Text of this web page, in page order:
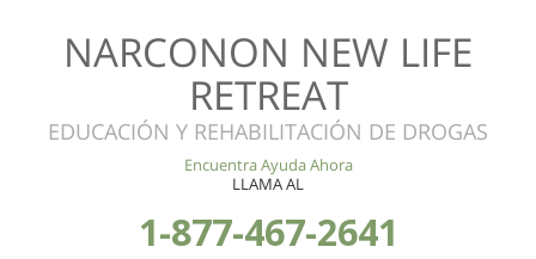
NARCONON NEW LIFE
RETREAT
EDUCACIÓN Y REHABILITACIÓN DE DROGAS
Encuentra Ayuda Ahora
LLAMA AL
1-877-467-2641